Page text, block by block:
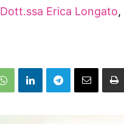
Dott.ssa Erica Longato,